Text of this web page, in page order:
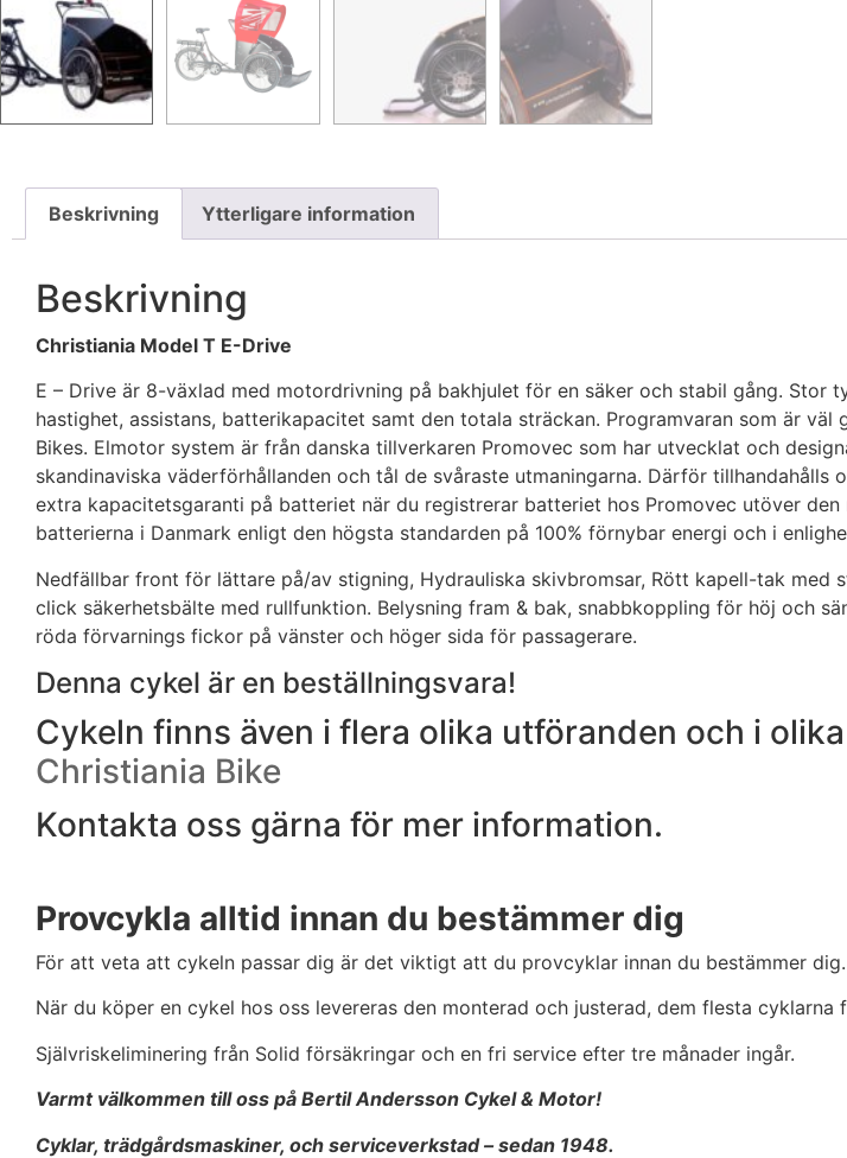
Beskrivning Ytterligare information
Beskrivning
Christiania Model T E-Drive
E – Drive är 8-växlad med motordrivning på bakhjulet för en säker och stabil gång.
hastighet, assistans, batterikapacitet samt den totala sträckan. Programvaran som är
Bikes. Elmotor system är från danska tillverkaren Promovec som har utvecklat och
skandinaviska väderförhållanden och tål de svåraste utmaningarna. Därför
extra kapacitetsgaranti på batteriet när du registrerar batteriet hos Promovec utöver
batterierna i Danmark enligt den högsta standarden på 100% förnybar energi och i
Nedfällbar front för lättare på/av stigning, Hydrauliska skivbromsar, Rött kapell-tak med
click säkerhetsbälte med rullfunktion. Belysning fram & bak, snabbkoppling för höj och
röda förvarnings fickor på vänster och höger sida för passagerare.
Denna cykel är en beställningsvara!
Cykeln finns även i flera olika utföranden och i
Christiania Bike
Kontakta oss gärna för mer information.
Provcykla alltid innan du bestämmer dig
För att veta att cykeln passar dig är det viktigt att du provcyklar innan du bestämmer dig.
När du köper en cykel hos oss levereras den monterad och justerad, dem flesta cyklarna
Självriskeliminering från Solid försäkringar och en fri service efter tre månader ingår.
Varmt välkommen till oss på Bertil Andersson Cykel & Motor!
Cyklar, trädgårdsmaskiner, och serviceverkstad – sedan 1948.